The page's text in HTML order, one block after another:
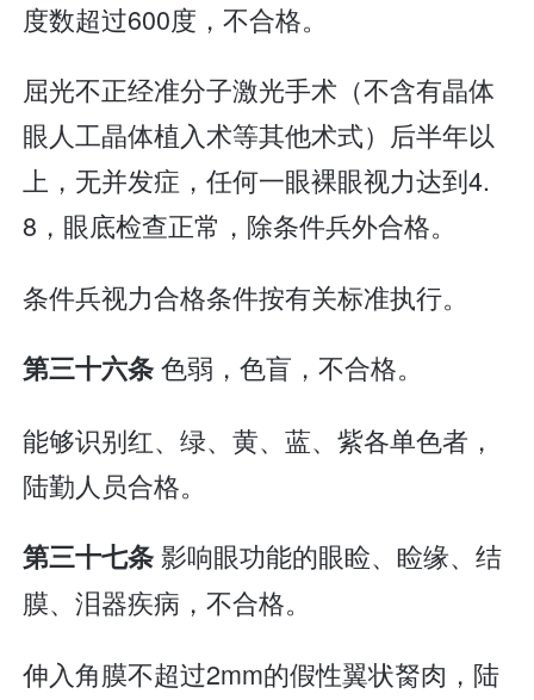
度数超过600度，不合格。
屈光不正经准分子激光手术（不含有晶体
眼人工晶体植入术等其他术式）后半年以
上，无并发症，任何一眼裸眼视力达到4.
8，眼底检查正常，除条件兵外合格。
条件兵视力合格条件按有关标准执行。
第三十六条色弱，色盲，不合格。
能够识别红、绿、黄、蓝、紫各单色者，
陆勤人员合格。
第三十七条影响眼功能的眼睑、睑缘、结
膜、泪器疾病，不合格。
伸入角膜不超过2mm的假性翼状胬肉，陆